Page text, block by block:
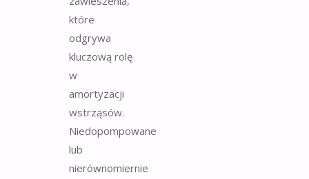
które
odgrywa
kluczową rolę
w
amortyzacji
wstrząsów.
Niedopompowane
lub
nierównomiernie